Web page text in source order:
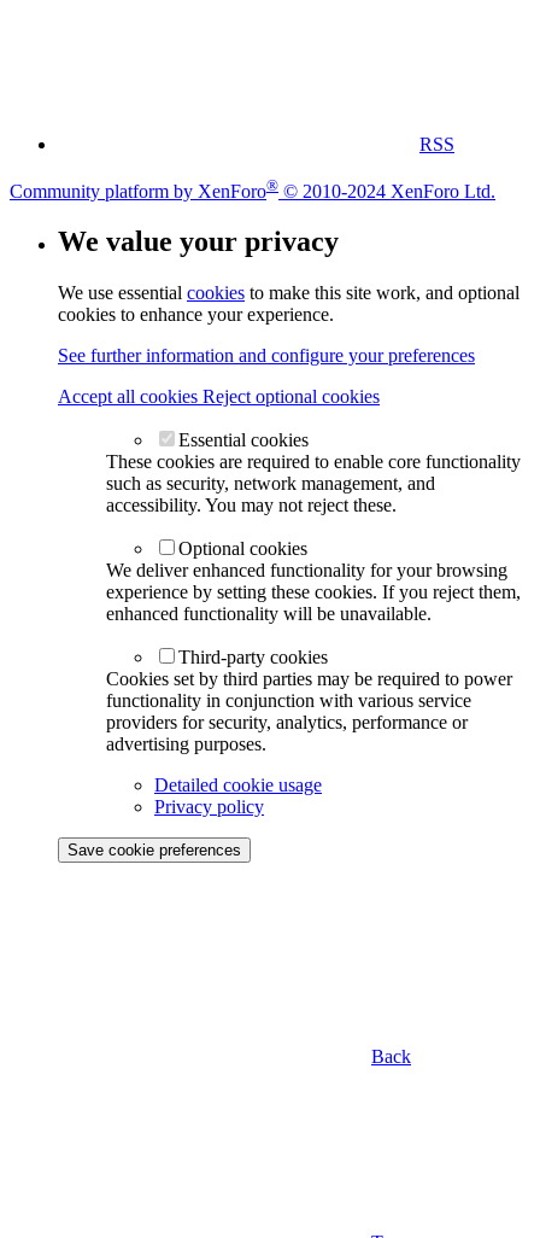
RSS
Community platform by XenForo® © 2010-2024 XenForo Ltd.
We value your privacy
We use essential cookies to make this site work, and optional
cookies to enhance your experience.
See further information and configure your preferences
Accept all cookies Reject optional cookies
Essential cookies
These cookies are required to enable core functionality
such as security, network management, and
accessibility. You may not reject these.
Optional cookies
We deliver enhanced functionality for your browsing
experience by setting these cookies. If you reject them,
enhanced functionality will be unavailable.
Third-party cookies
Cookies set by third parties may be required to power
functionality in conjunction with various service
providers for security, analytics, performance or
advertising purposes.
Detailed cookie usage
Privacy policy
Save cookie preferences
Back